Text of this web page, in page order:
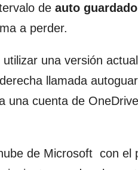
de auto
a perder.
una versión
llamada
una cuenta de
de Microsoft con